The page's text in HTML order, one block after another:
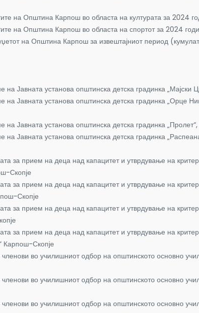
на Општина Карпош во областа на културата за 2024
на Општина Карпош во областа на спортот за 2024
на Општина Карпош за извештајниот период
Јавната установа општинска детска градинка
Јавната установа општинска детска градинка „Орце
Јавната установа општинска детска градинка
Јавната установа општинска детска градинка
за прием на деца над капацитет и утврдување на
Скопје
за прием на деца над капацитет и утврдување на
Скопје
за прием на деца над капацитет и утврдување на
за прием на деца над капацитет и утврдување на
Карпош-Скопје
во училишниот одбор на општинското основно
во училишниот одбор на општинското основно
во училишниот одбор на општинското основно